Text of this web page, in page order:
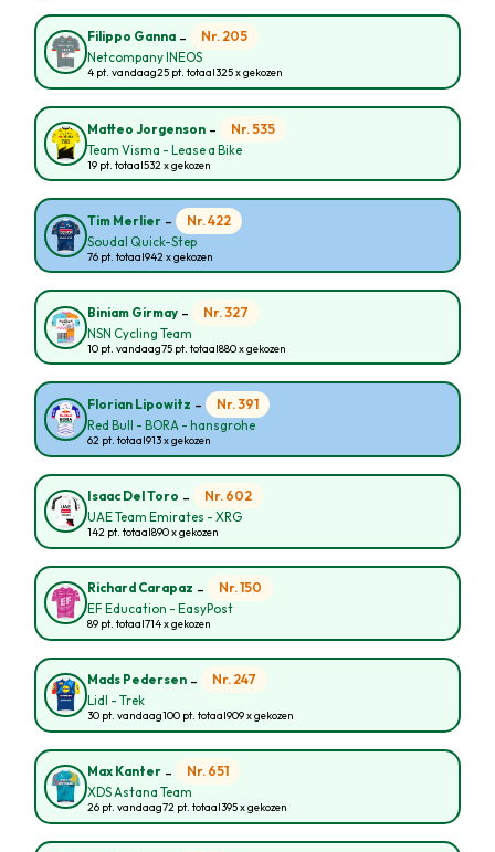
Filippo Ganna - Nr. 205
Netcompany INEOS
4 pt. vandaag25 pt. totaal325 x gekozen
Matteo Jorgenson - Nr. 535
Team Visma - Lease a Bike
19 pt. totaal532 x gekozen
Tim Merlier - Nr. 422
Soudal Quick-Step
76 pt. totaal942 x gekozen
Biniam Girmay - Nr. 327
NSN Cycling Team
10 pt. vandaag75 pt. totaal880 x gekozen
Florian Lipowitz - Nr. 391
Red Bull - BORA - hansgrohe
62 pt. totaal913 x gekozen
Isaac Del Toro - Nr. 602
UAE Team Emirates - XRG
142 pt. totaal890 x gekozen
Richard Carapaz - Nr. 150
EF Education - EasyPost
89 pt. totaal714 x gekozen
Mads Pedersen - Nr. 247
Lidl - Trek
30 pt. vandaag100 pt. totaal909 x gekozen
Max Kanter - Nr. 651
XDS Astana Team
26 pt. vandaag72 pt. totaal395 x gekozen